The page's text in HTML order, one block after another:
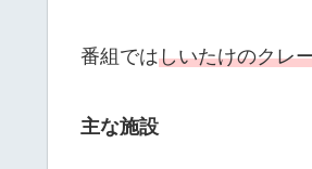
番組ではしいたけのクレ
主な施設